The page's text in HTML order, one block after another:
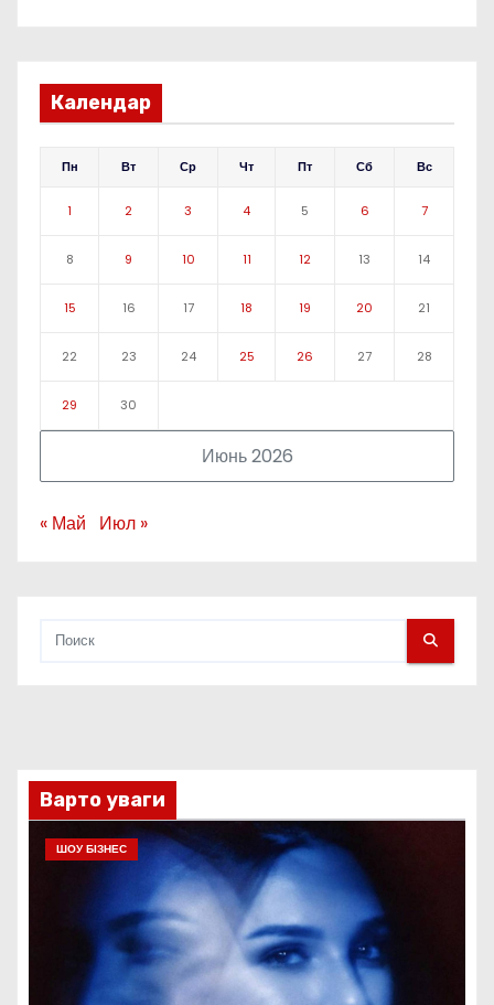
Календар
Июнь 2026
Пн Вт Ср Чт Пт Сб Вс
1 2 3 4 5 6 7
8 9 10 11 12 13 14
15 16 17 18 19 20 21
22 23 24 25 26 27 28
29 30
« Май Июл »
Варто уваги
ШОУ БІЗНЕС